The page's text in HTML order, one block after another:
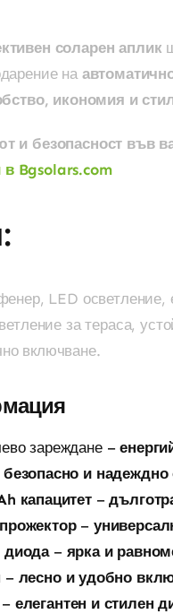
соларен аплик
на
икономия и
и безопасност във
в Bgsolars.com
LED
за тераса,
включване.
зареждане –
безопасно и надеждно
капацитет–
–
диода– ярка и
– лесно и удобно
– елегантен и стилен